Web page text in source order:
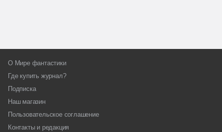
О Мире фантастики
Где купить журнал?
Подписка
Наш магазин
Пользовательское соглашение
Контакты и редакция